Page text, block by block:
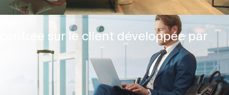
sur le client développée par